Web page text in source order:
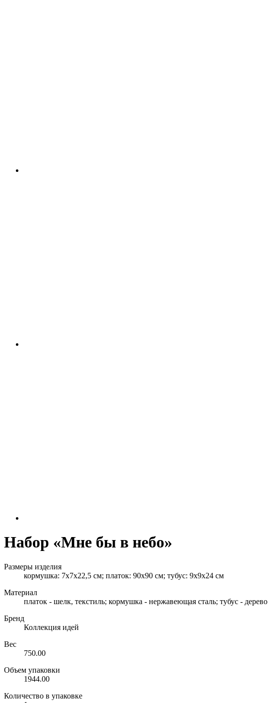
Набор «Мне бы в небо»
Размеры изделия
кормушка: 7х7х22,5 см; платок: 90х90 см; тубус: 9х9х24 см
Материал
платок - шелк, текстиль; кормушка - нержавеющая сталь; тубус - дерево
Бренд
Коллекция идей
Вес
750.00
Объем упаковки
1944.00
Количество в упаковке